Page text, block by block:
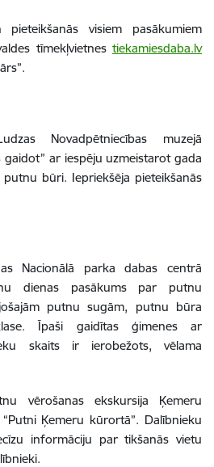
visiem pasākumiem
tīmekļvietnes tiekamiesdaba.lv
Novadpētniecības muzejā
gaidot” ar iespēju uzmeistarot gada
būri. Iepriekšēja pieteikšanās
Nacionālā parka dabas centrā
dienas pasākums par putnu
putnu sugām, putnu būra
Īpaši gaidītas ģimenes ar
skaits ir ierobežots, vēlama
vērošanas ekskursija Ķemeru
Ķemeru kūrortā”. Dalībnieku
informāciju par tikšanās vietu